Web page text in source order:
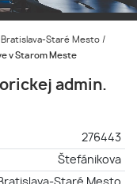
Bratislava-Staré Mesto /
v Starom Meste
admin.
276443
Štefánikova